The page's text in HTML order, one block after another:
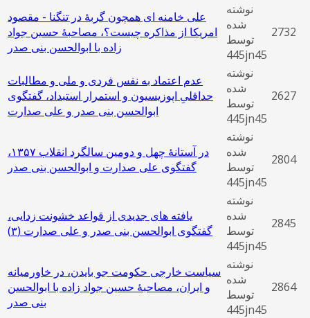
علی خامنه ای همچون گربۀ در تنگنا - مقصود
امریکا از مذاکره چیست؟، مصاحبۀ حسین جواد
زاده با ابوالحسن بنی صدر
نوشته
شده
توسط
445jn45
2732
عدم اعتماد به نفس فردی و ملی و مطالبات
حداقلیِ اپوزیسیون و استمرار استبداد، گفتگوی
ابوالحسن بنی ‌صدر و علی صدارت
نوشته
شده
توسط
445jn45
2627
در آستانۀ چهل و دومین سالگرد انقلاب ۱۳۵۷،
گفتگوی علی صدارت و ابوالحسن بنی ‌صدر
نوشته
شده
توسط
445jn45
2804
یافته‌ های جدیدی از قواعد خشونت ‌زدایی،
گفتگوی ابوالحسن بنی صدر و علی صدارت (٣)
نوشته
شده
توسط
445jn45
2845
سیاست خارجی حکومت جو بایدن، در خاورمیانه
و ایران، مصاحبۀ حسین جواد زاده با ابوالحسن
بنی صدر
نوشته
شده
توسط
445jn45
2864